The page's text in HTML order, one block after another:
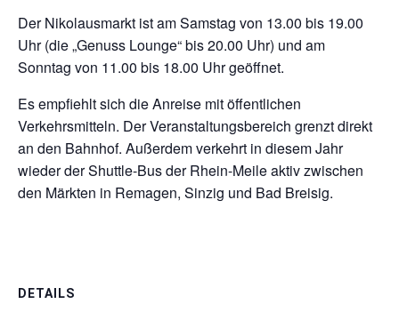
Der Nikolausmarkt ist am Samstag von 13.00 bis 19.00
Uhr (die „Genuss Lounge“ bis 20.00 Uhr) und am
Sonntag von 11.00 bis 18.00 Uhr geöffnet.
Es empfiehlt sich die Anreise mit öffentlichen
Verkehrsmitteln. Der Veranstaltungsbereich grenzt direkt
an den Bahnhof. Außerdem verkehrt in diesem Jahr
wieder der Shuttle-Bus der Rhein-Meile aktiv zwischen
den Märkten in Remagen, Sinzig und Bad Breisig.
DETAILS